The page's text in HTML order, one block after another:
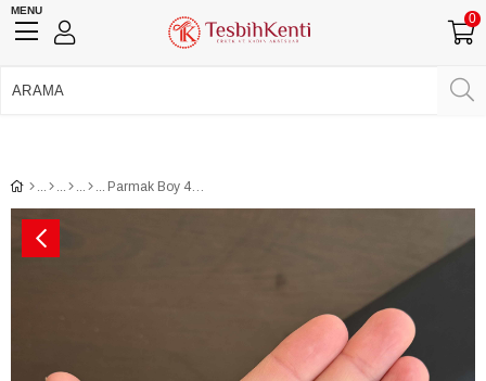
MENU
0
Parmak Boy 4 mm Usta İşi Sıkma Kehribar Tesbih